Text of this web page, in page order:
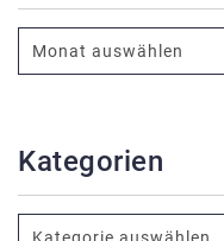
Kategorien